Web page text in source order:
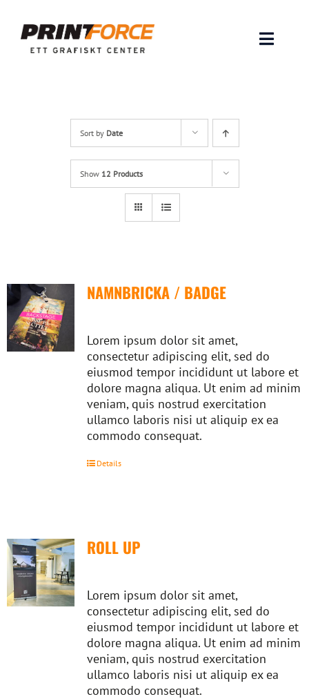
content
Toggle
INSPIRATION
Lämna original & filer
Kontakt
Sort by Date
Show 12 Products
NAMNBRICKA / BADGE
Lorem ipsum dolor sit amet,
consectetur adipiscing elit, sed do
eiusmod tempor incididunt ut labore et
dolore magna aliqua. Ut enim ad minim
veniam, quis nostrud exercitation
ullamco laboris nisi ut aliquip ex ea
commodo consequat.
Details
ROLL UP
Lorem ipsum dolor sit amet,
consectetur adipiscing elit, sed do
eiusmod tempor incididunt ut labore et
dolore magna aliqua. Ut enim ad minim
veniam, quis nostrud exercitation
ullamco laboris nisi ut aliquip ex ea
commodo consequat.